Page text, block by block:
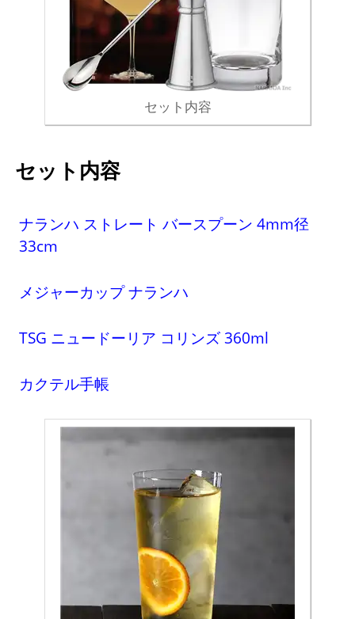
セット内容
セット内容
ナランハ ストレート バースプーン 4mm径
33cm
メジャーカップ ナランハ
TSG ニュードーリア コリンズ 360ml
カクテル手帳